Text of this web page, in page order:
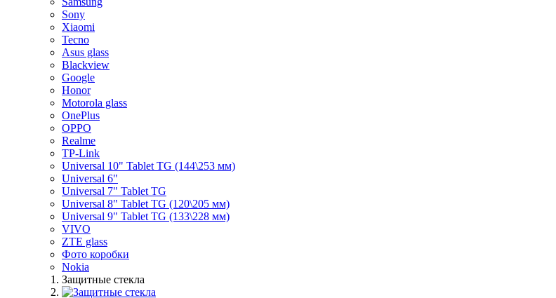
Sony
Xiaomi
Tecno
Asus glass
Blackview
Google
Honor
Motorola glass
OnePlus
OPPO
Realme
TP-Link
Universal 10" Tablet TG (144\253 мм)
Universal 6"
Universal 7" Tablet TG
Universal 8" Tablet TG (120\205 мм)
Universal 9" Tablet TG (133\228 мм)
VIVO
ZTE glass
Фото коробки
Nokia
Защитные стекла